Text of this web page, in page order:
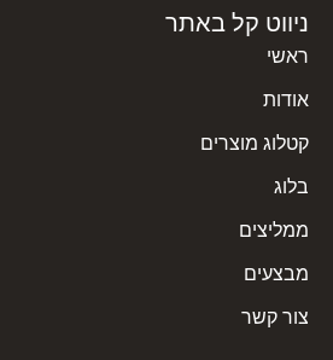
ניווט קל באתר
ראשי
אודות
קטלוג מוצרים
בלוג
ממליצים
מבצעים
צור קשר